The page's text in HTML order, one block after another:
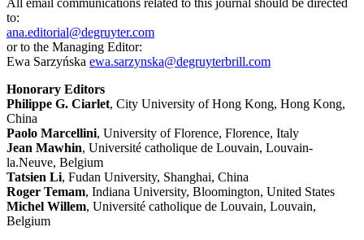
All email communications related to this journal should be directed
to:
ana.editorial@degruyter.com
or to the Managing Editor:
Ewa Sarzyńska ewa.sarzynska@degruyterbrill.com
Honorary Editors
Philippe G. Ciarlet, City University of Hong Kong, Hong Kong,
China
Paolo Marcellini, University of Florence, Florence, Italy
Jean Mawhin, Université catholique de Louvain, Louvain-
la.Neuve, Belgium
Tatsien Li, Fudan University, Shanghai, China
Roger Temam, Indiana University, Bloomington, United States
Michel Willem, Université catholique de Louvain, Louvain,
Belgium